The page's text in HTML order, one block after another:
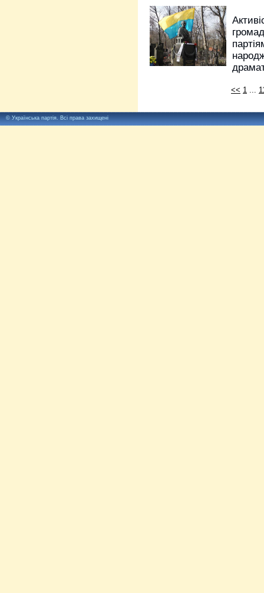
<< 1 ...
©Українська партія. Всі права захищені